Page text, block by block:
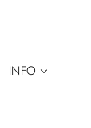
INFO